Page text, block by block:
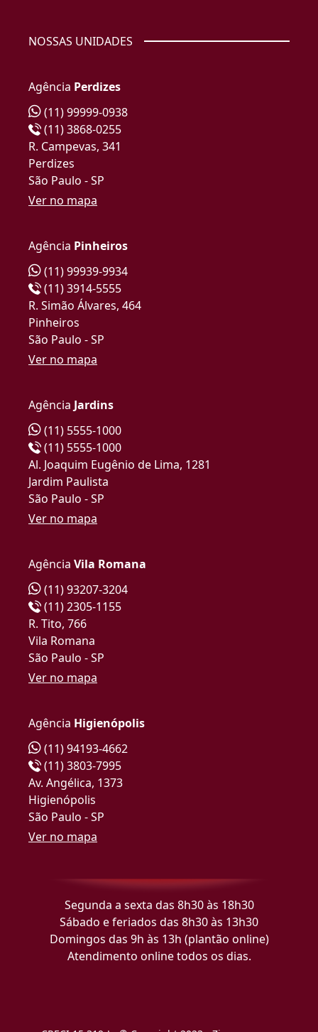
NOSSAS UNIDADES
Agência Perdizes
(11) 99999-0938
(11) 3868-0255
R. Campevas, 341
Perdizes
São Paulo - SP
Ver no mapa
Agência Pinheiros
(11) 99939-9934
(11) 3914-5555
R. Simão Álvares, 464
Pinheiros
São Paulo - SP
Ver no mapa
Agência Jardins
(11) 5555-1000
(11) 5555-1000
Al. Joaquim Eugênio de Lima, 1281
Jardim Paulista
São Paulo - SP
Ver no mapa
Agência Vila Romana
(11) 93207-3204
(11) 2305-1155
R. Tito, 766
Vila Romana
São Paulo - SP
Ver no mapa
Agência Higienópolis
(11) 94193-4662
(11) 3803-7995
Av. Angélica, 1373
Higienópolis
São Paulo - SP
Ver no mapa
Segunda a sexta das 8h30 às 18h30
Sábado e feriados das 8h30 às 13h30
Domingos das 9h às 13h (plantão online)
Atendimento online todos os dias.